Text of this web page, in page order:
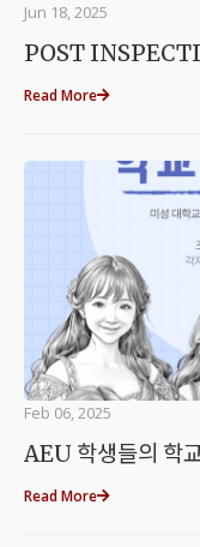
Jun 18, 2025
POST
Read More
Feb 06, 2025
AEU 학생들의 학
Read More